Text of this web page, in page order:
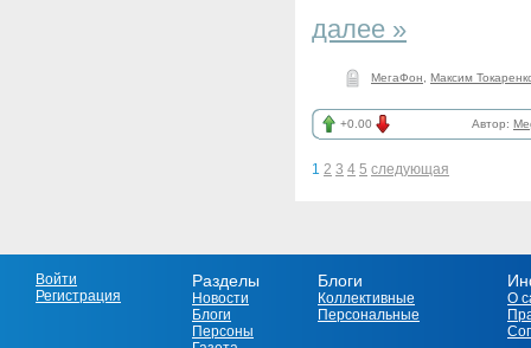
далее »
МегаФон Максим
+0.00 Автор:
1 2 3 4 5 следующая
Войти
Регистрация
Разделы
Новости
Блоги
Персоны
Блоги
Коллективные
Персональные
О